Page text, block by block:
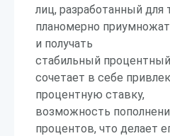
лиц, разработанный для
планомерно
и получать
стабильный
сочетает в себе
процентную ставку,
возможность
процентов, что делает